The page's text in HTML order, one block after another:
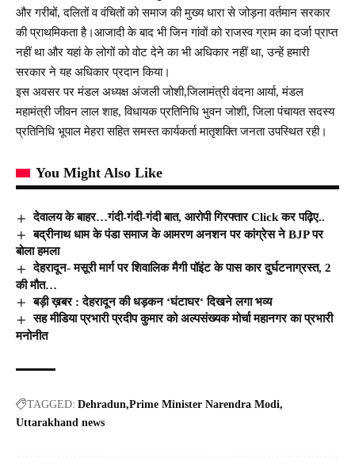
और गरीबों, दलितों व वंचितों को समाज की मुख्य धारा से जोड़ना वर्तमान सरकार
की प्राथमिकता है।आजादी के बाद भी जिन गांवों को राजस्व ग्राम का दर्जा प्राप्त
नहीं था और यहां के लोगों को वोट देने का भी अधिकार नहीं था, उन्हें हमारी
सरकार ने यह अधिकार प्रदान किया।
इस अवसर पर मंडल अध्यक्ष अंजली जोशी,जिलामंत्री वंदना आर्या, मंडल
महामंत्री जीवन लाल शाह, विधायक प्रतिनिधि भुवन जोशी, जिला पंचायत सदस्य
प्रतिनिधि भूपाल मेहरा सहित समस्त कार्यकर्ता मातृशक्ति जनता उपस्थित रही।
You Might Also Like
देवालय के बाहर…गंदी-गंदी-गंदी बात, आरोपी गिरफ्तार Click कर पढ़िए..
बद्रीनाथ धाम के पंडा समाज के आमरण अनशन पर कांग्रेस ने BJP पर
बोला हमला
देहरादून- मसूरी मार्ग पर शिवालिक मैगी पॉइंट के पास कार दुर्घटनाग्रस्त, 2
की मौत…
बड़ी ख़बर : देहरादून की धड़कन ‘घंटाघर‘ दिखने लगा भव्य
सह मीडिया प्रभारी प्रदीप कुमार को अल्पसंख्यक मोर्चा महानगर का प्रभारी
मनोनीत
TAGGED: Dehradun Prime Minister Narendra Modi
Uttarakhand news